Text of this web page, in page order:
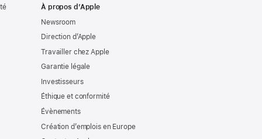
À propos d’Apple
Newsroom
Direction d’Apple
Travailler chez Apple
Garantie légale
Investisseurs
Éthique et conformité
Évènements
Création d’emplois en Europe